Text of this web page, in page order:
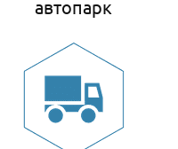
автопарк